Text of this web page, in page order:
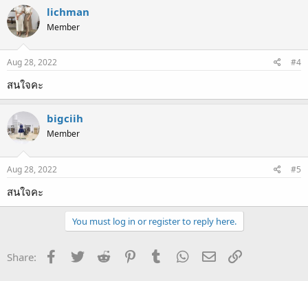
lichman
Member
Aug 28, 2022 #4
สนใจคะ
bigciih
Member
Aug 28, 2022 #5
สนใจคะ
You must log in or register to reply here.
Share: Facebook
Twitter Reddit PinterestTumblr WhatsApp
Email